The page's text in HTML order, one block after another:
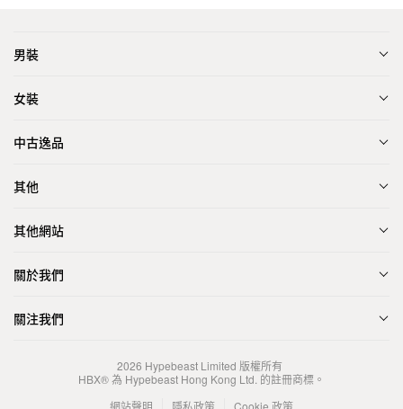
男裝
女裝
中古逸品
其他
其他網站
關於我們
關注我們
2026 Hypebeast Limited 版權所有
HBX® 為 Hypebeast Hong Kong Ltd. 的註冊商標。
網站聲明
隱私政策 Cookie 政策